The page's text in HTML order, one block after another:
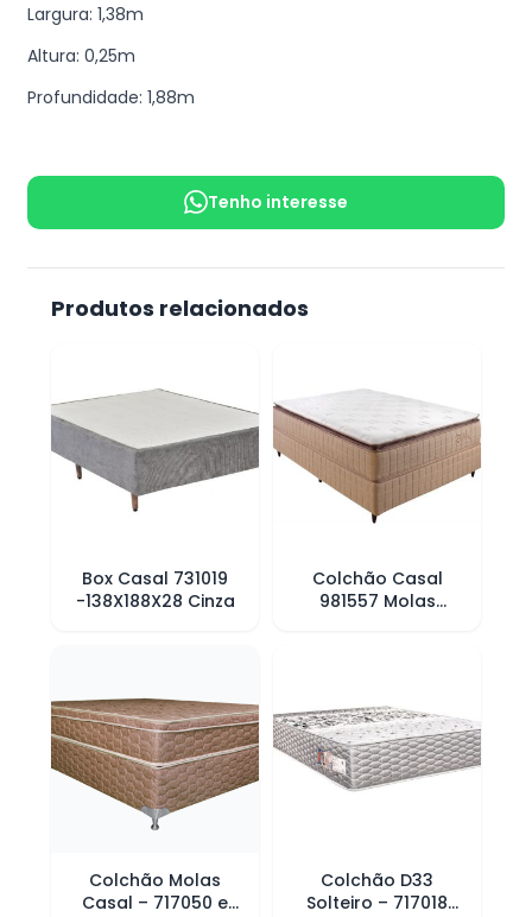
Largura: 1,38m
Altura: 0,25m
Profundidade: 1,88m
Tenho interesse
Produtos relacionados
Box Casal 731019
-138X188X28 Cinza
Colchão Casal
981557 Molas
Colchão Molas
Casal – 717050 e
Colchão D33
Solteiro – 717018